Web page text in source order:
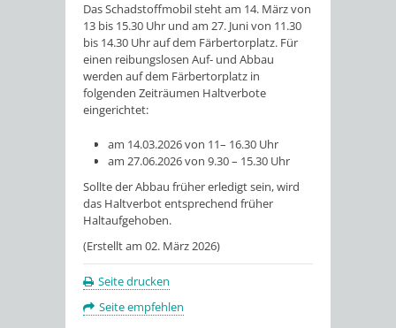
Das Schadstoffmobil steht am 14. März von
13 bis 15.30 Uhr und am 27. Juni von 11.30
bis 14.30 Uhr auf dem Färbertorplatz. Für
einen reibungslosen Auf- und Abbau
werden auf dem Färbertorplatz in
folgenden Zeiträumen Haltverbote
eingerichtet:
am 14.03.2026 von 11– 16.30 Uhr
am 27.06.2026 von 9.30 – 15.30 Uhr
Sollte der Abbau früher erledigt sein, wird
das Haltverbot entsprechend früher
Haltaufgehoben.
(Erstellt am 02. März 2026)
Seite drucken
Seite empfehlen